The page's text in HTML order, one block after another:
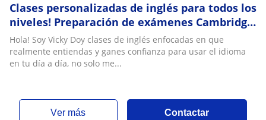
Clases personalizadas de inglés para todos los
niveles! Preparación de exámenes Cambridge:
PET, FCE, CAE. Apoyo escolar primario
Hola! Soy Vicky Doy clases de inglés enfocadas en que
realmente entiendas y ganes confianza para usar el idioma
en tu día a día, no solo me...
ver más Contactar